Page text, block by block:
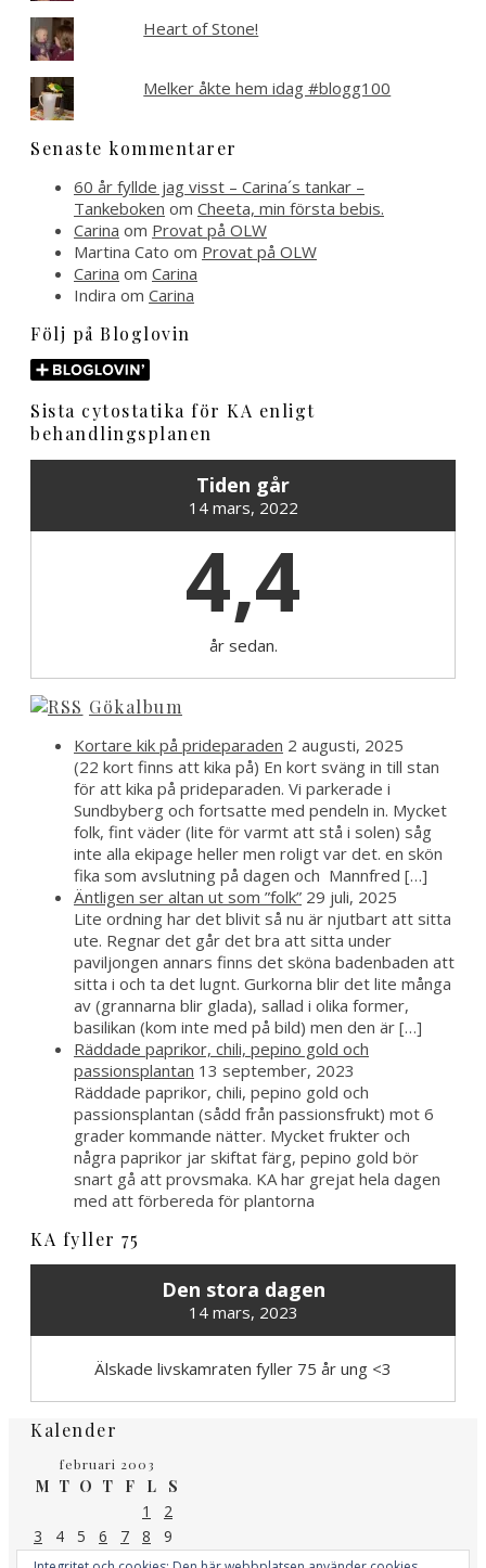
Heart of Stone!
Melker åkte hem idag #blogg100
Senaste kommentarer
60 år fyllde jag visst – Carina´s tankar –
Tankeboken om Cheeta, min första bebis.
Carina om Provat på OLW
Martina Cato om Provat på OLW
Carina om Carina
Indira om Carina
Följ på Bloglovin
Sista cytostatika för KA enligt
behandlingsplanen
Tiden går
14 mars, 2022
4,4
år sedan.
Gökalbum
Kortare kik på prideparaden 2 augusti, 2025
(22 kort finns att kika på) En kort sväng in till stan
för att kika på prideparaden. Vi parkerade i
Sundbyberg och fortsatte med pendeln in. Mycket
folk, fint väder (lite för varmt att stå i solen) såg
inte alla ekipage heller men roligt var det. en skön
fika som avslutning på dagen och Mannfred […]
Äntligen ser altan ut som ”folk” 29 juli, 2025
Lite ordning har det blivit så nu är njutbart att sitta
ute. Regnar det går det bra att sitta under
paviljongen annars finns det sköna badenbaden att
sitta i och ta det lugnt. Gurkorna blir det lite många
av (grannarna blir glada), sallad i olika former,
basilikan (kom inte med på bild) men den är […]
Räddade paprikor, chili, pepino gold och
passionsplantan 13 september, 2023
Räddade paprikor, chili, pepino gold och
passionsplantan (sådd från passionsfrukt) mot 6
grader kommande nätter. Mycket frukter och
några paprikor jar skiftat färg, pepino gold bör
snart gå att provsmaka. KA har grejat hela dagen
med att förbereda för plantorna
KA fyller 75
Den stora dagen
14 mars, 2023
Älskade livskamraten fyller 75 år ung <3
Kalender
februari 2003
M T O T F L
S
1
2
3
4 5 6 7 8
9
10 11 12 13 14 15 16